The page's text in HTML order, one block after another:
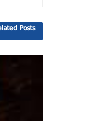
Posts